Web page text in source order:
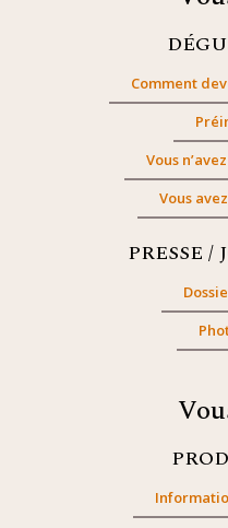
Comment
Vous
Vous
PRESSE /